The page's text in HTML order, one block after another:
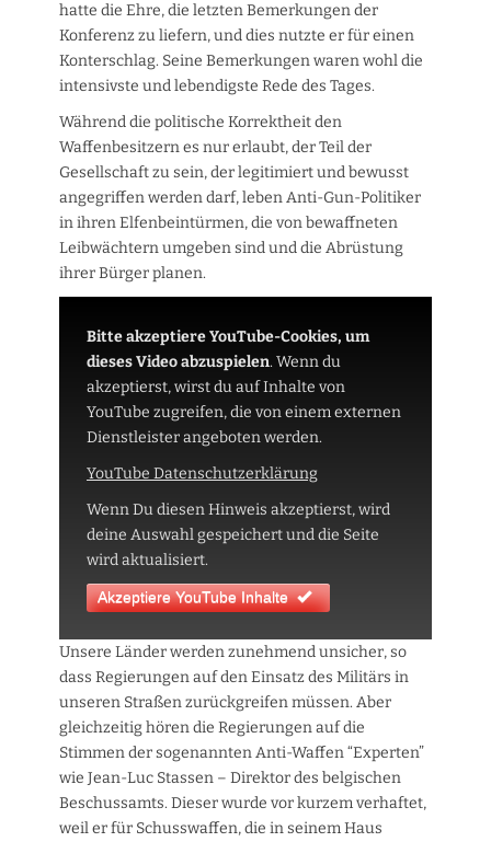
hatte die Ehre, die letzten Bemerkungen der
Konferenz zu liefern, und dies nutzte er für einen
Konterschlag. Seine Bemerkungen waren wohl die
intensivste und lebendigste Rede des Tages.
Während die politische Korrektheit den
Waffenbesitzern es nur erlaubt, der Teil der
Gesellschaft zu sein, der legitimiert und bewusst
angegriffen werden darf, leben Anti-Gun-Politiker
in ihren Elfenbeintürmen, die von bewaffneten
Leibwächtern umgeben sind und die Abrüstung
ihrer Bürger planen.
Bitte akzeptiere YouTube-Cookies, um
dieses Video abzuspielen.Wenn du
akzeptierst, wirst du auf Inhalte von
YouTube zugreifen, die von einem externen
Dienstleister angeboten werden.
YouTube Datenschutzerklärung
Wenn Du diesen Hinweis akzeptierst, wird
deine Auswahl gespeichert und die Seite
wird aktualisiert.
Akzeptiere YouTube Inhalte
Unsere Länder werden zunehmend unsicher, so
dass Regierungen auf den Einsatz des Militärs in
unseren Straßen zurückgreifen müssen. Aber
gleichzeitig hören die Regierungen auf die
Stimmen der sogenannten Anti-Waffen “Experten”
wie Jean-Luc Stassen – Direktor des belgischen
Beschussamts. Dieser wurde vor kurzem verhaftet,
weil er für Schusswaffen, die in seinem Haus